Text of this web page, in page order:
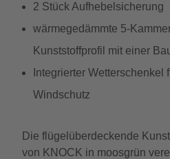
2 Stück Aufhebelsicherung
wärmegedämmte 5-
Kunststoffprofil mit einer
Integrierter Wetterschenkel
Windschutz
Die flügelüberdeckende
von KNOCK in moosgrün